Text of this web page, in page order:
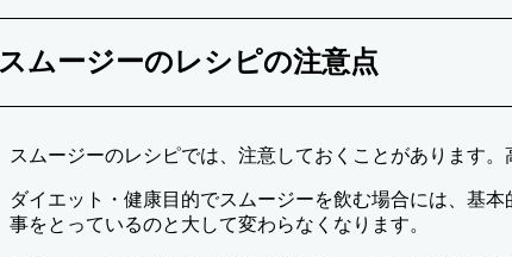
ムージーのレシピの注意点
スムージーのレシピでは、注意しておくことがあります
ダイエット・健康目的でスムージーを飲む場合には、基
事をとっているのと大して変わらなくなります。